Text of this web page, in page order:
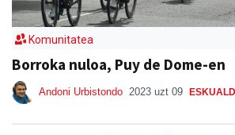
Komunitatea
Borroka nuloa, Puy de Dome-en
Andoni Urbistondo 2023 uzt 09